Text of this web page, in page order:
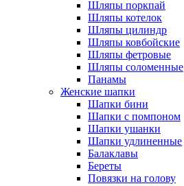
Шляпы поркпай
Шляпы котелок
Шляпы цилиндр
Шляпы ковбойские
Шляпы фетровые
Шляпы соломенные
Панамы
Женские шапки
Шапки бини
Шапки с помпоном
Шапки ушанки
Шапки удлиненные
Балаклавы
Береты
Повязки на голову